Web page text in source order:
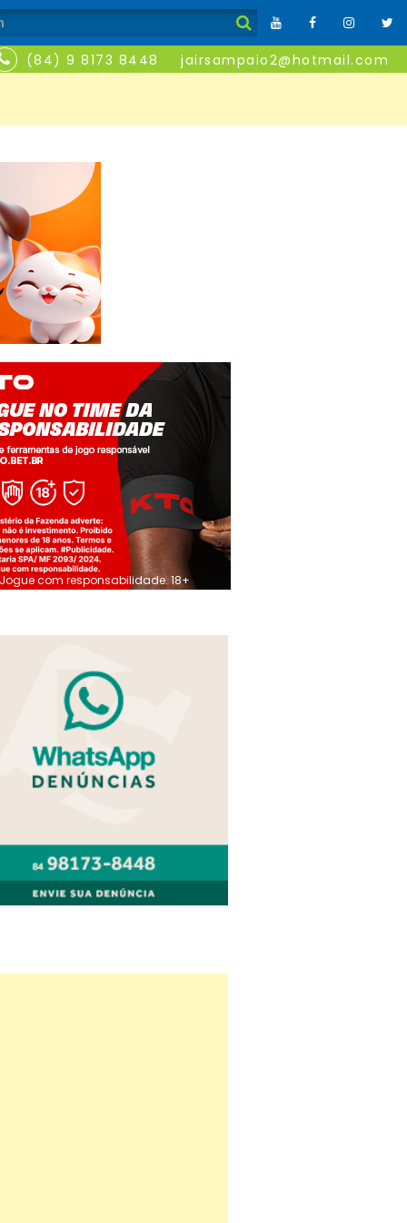
(84) 9 8173 8448 jairsampaio2@hotmail.com
Jogue com responsabilidade. 18+